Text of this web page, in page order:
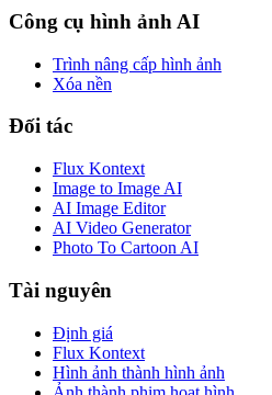
Công cụ hình ảnh AI
Trình nâng cấp hình ảnh
Xóa nền
Đối tác
Flux Kontext
Image to Image AI
AI Image Editor
AI Video Generator
Photo To Cartoon AI
Tài nguyên
Định giá
Flux Kontext
Hình ảnh thành hình ảnh